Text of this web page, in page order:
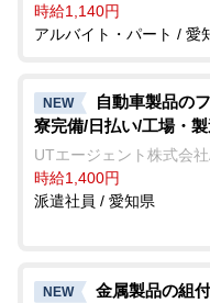
時給1,140円
アルバイト・パート / 愛
NEW
自動車製品の
寮完備/日払い/工場・
UTエージェント株式会
時給1,400円
派遣社員 / 愛知県
NEW
金属製品の組